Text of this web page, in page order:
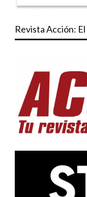
Revista Acción: